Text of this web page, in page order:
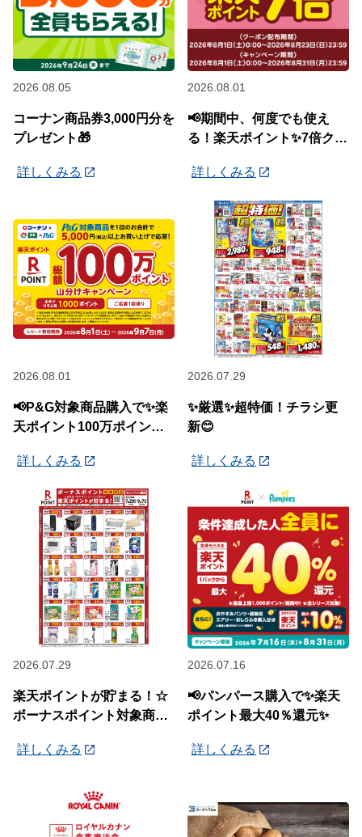
2026.08.05
コーナン商品券3,000円分を
プレゼント🎁
詳しくみる
2026.08.01
📢期間中、何度でも使え
る！楽天ポイント✨7倍クー
詳しくみる
2026.08.01
📢P&G対象商品購入で✨楽
天ポイント100万ポイント
詳しくみる
2026.07.29
✨厳選✨超特価！チラシ更
新😊
詳しくみる
2026.07.29
楽天ポイントが貯まる！☆
ボーナスポイント対象商品
詳しくみる
2026.07.16
📢パンパース購入で✨楽天
ポイント最大40％還元✨
詳しくみる